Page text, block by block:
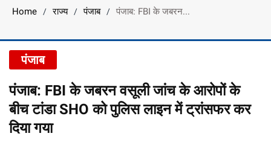
Home / राज्य / पंजाब / पंजाब: FBI के जबरन...
पंजाब
पंजाब: FBI के जबरन वसूली जांच के आरोपों के
बीच टांडा SHO को पुलिस लाइन में ट्रांसफर कर
दिया गया